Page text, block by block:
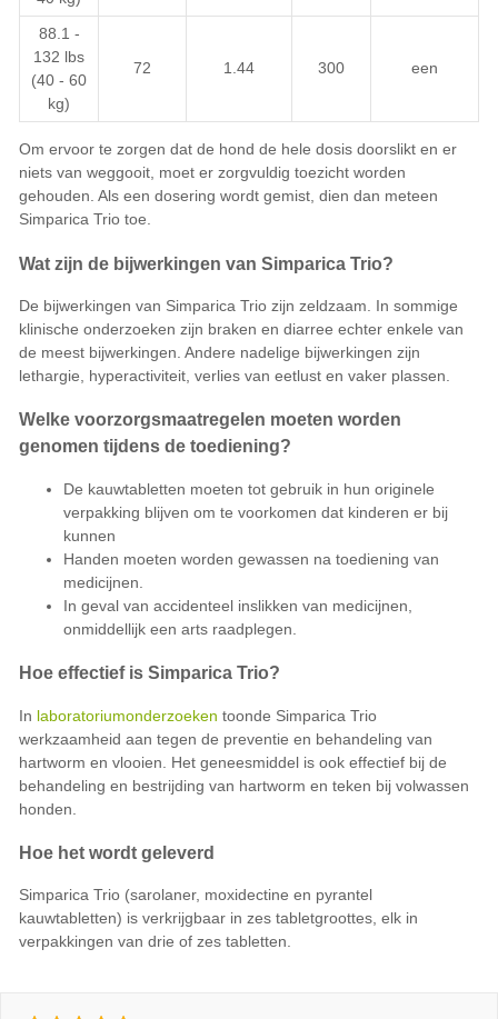
88.1 -
132 lbs
(40 - 60
kg)
72 1.44 300 een
Om ervoor te zorgen dat de hond de hele dosis doorslikt en er
niets van weggooit, moet er zorgvuldig toezicht worden
gehouden. Als een dosering wordt gemist, dien dan meteen
Simparica Trio toe.
Wat zijn de bijwerkingen van Simparica Trio?
De bijwerkingen van Simparica Trio zijn zeldzaam. In sommige
klinische onderzoeken zijn braken en diarree echter enkele van
de meest bijwerkingen. Andere nadelige bijwerkingen zijn
lethargie, hyperactiviteit, verlies van eetlust en vaker plassen.
Welke voorzorgsmaatregelen moeten worden
genomen tijdens de toediening?
De kauwtabletten moeten tot gebruik in hun originele
verpakking blijven om te voorkomen dat kinderen er bij
kunnen
Handen moeten worden gewassen na toediening van
medicijnen.
In geval van accidenteel inslikken van medicijnen,
onmiddellijk een arts raadplegen.
Hoe effectief is Simparica Trio?
In laboratoriumonderzoeken toonde Simparica Trio
werkzaamheid aan tegen de preventie en behandeling van
hartworm en vlooien. Het geneesmiddel is ook effectief bij de
behandeling en bestrijding van hartworm en teken bij volwassen
honden.
Hoe het wordt geleverd
Simparica Trio (sarolaner, moxidectine en pyrantel
kauwtabletten) is verkrijgbaar in zes tabletgroottes, elk in
verpakkingen van drie of zes tabletten.